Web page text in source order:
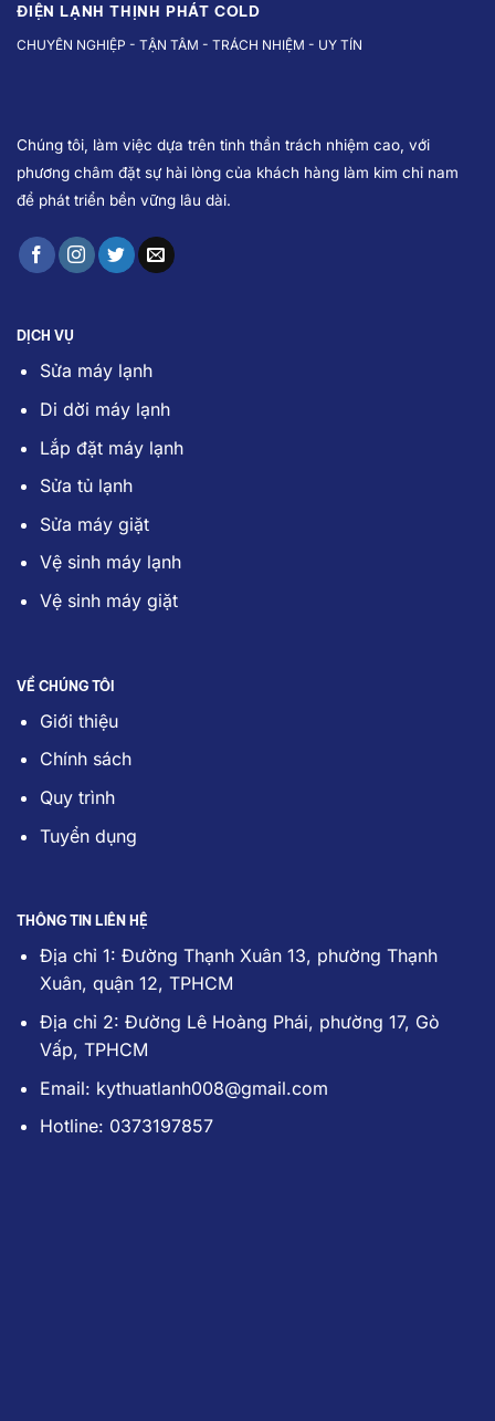
ĐIỆN LẠNH THỊNH PHÁT COLD
CHUYÊN NGHIỆP - TẬN TÂM - TRÁCH NHIỆM - UY TÍN
Chúng tôi, làm việc dựa trên tinh thần trách nhiệm cao, với
phương châm đặt sự hài lòng của khách hàng làm kim chỉ nam
để phát triển bền vững lâu dài.
DỊCH VỤ
Sửa máy lạnh
Di dời máy lạnh
Lắp đặt máy lạnh
Sửa tủ lạnh
Sửa máy giặt
Vệ sinh máy lạnh
Vệ sinh máy giặt
VỀ CHÚNG TÔI
Giới thiệu
Chính sách
Quy trình
Tuyển dụng
THÔNG TIN LIÊN HỆ
Địa chỉ 1: Đường Thạnh Xuân 13, phường Thạnh
Xuân, quận 12, TPHCM
Địa chỉ 2: Đường Lê Hoàng Phái, phường 17, Gò
Vấp, TPHCM
Email: kythuatlanh008@gmail.com
Hotline: 0373197857